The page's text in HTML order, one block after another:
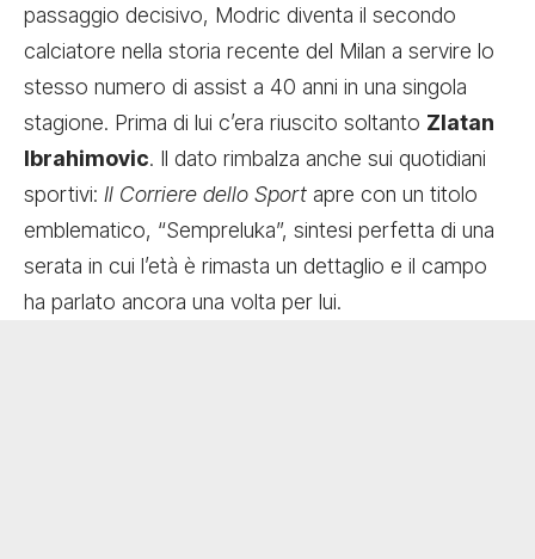
passaggio decisivo, Modric diventa il secondo
calciatore nella storia recente del Milan a servire lo
stesso numero di assist a 40 anni in una singola
stagione. Prima di lui c’era riuscito soltanto Zlatan
Ibrahimovic. Il dato rimbalza anche sui quotidiani
sportivi: Il Corriere dello Sport apre con un titolo
emblematico, “Sempreluka”, sintesi perfetta di una
serata in cui l’età è rimasta un dettaglio e il campo
ha parlato ancora una volta per lui.